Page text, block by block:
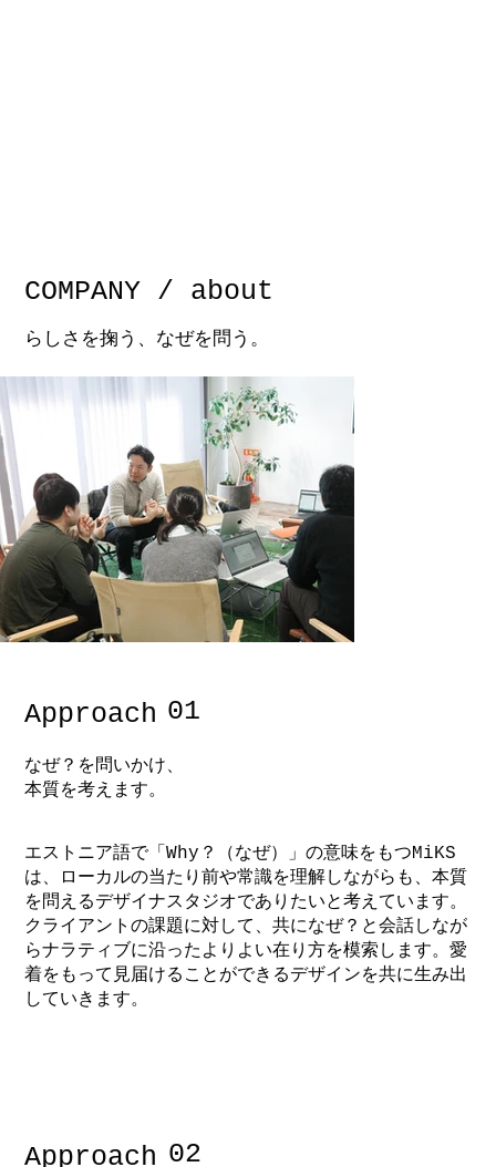
COMPANY / about
らしさを掬う、なぜを問う。
01
Approach
なぜ？を問いかけ、
本質を考えます。
エストニア語で「Why？（なぜ）」の意味をもつMiKS
は、ローカルの当たり前や常識を理解しながらも、本質
を問えるデザイナスタジオでありたいと考えています。
クライアントの課題に対して、共になぜ？と会話しなが
らナラティブに沿ったよりよい在り方を模索します。愛
着をもって見届けることができるデザインを共に生み出
していきます。
02
Approach